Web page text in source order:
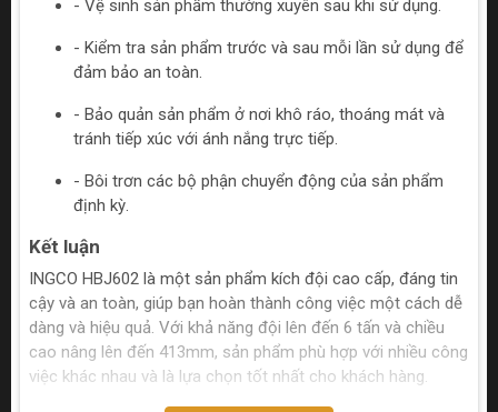
- Vệ sinh sản phẩm thường xuyên sau khi sử dụng.
- Kiểm tra sản phẩm trước và sau mỗi lần sử dụng để
đảm bảo an toàn.
- Bảo quản sản phẩm ở nơi khô ráo, thoáng mát và
tránh tiếp xúc với ánh nắng trực tiếp.
- Bôi trơn các bộ phận chuyển động của sản phẩm
định kỳ.
Kết luận
INGCO HBJ602 là một sản phẩm kích đội cao cấp, đáng tin
cậy và an toàn, giúp bạn hoàn thành công việc một cách dễ
dàng và hiệu quả. Với khả năng đội lên đến 6 tấn và chiều
cao nâng lên đến 413mm, sản phẩm phù hợp với nhiều công
việc khác nhau và là lựa chọn tốt nhất cho khách hàng.